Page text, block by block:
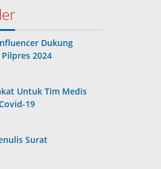
Dukung
2024
Untuk Tim Medis
19
Surat